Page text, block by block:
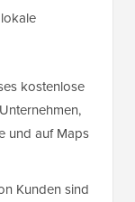
kostenlose
und auf Maps
Kunden sind